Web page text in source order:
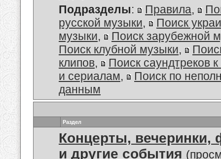
Подразделы: Правила,
русской музыки,
Поиск
музыки,
Поиск зарубежной
Поиск клубной музыки,
клипов,
Поиск саундтреков
и сериалам,
Поиск по
данным
Раздел
Концерты, вечеринки,
и другие события